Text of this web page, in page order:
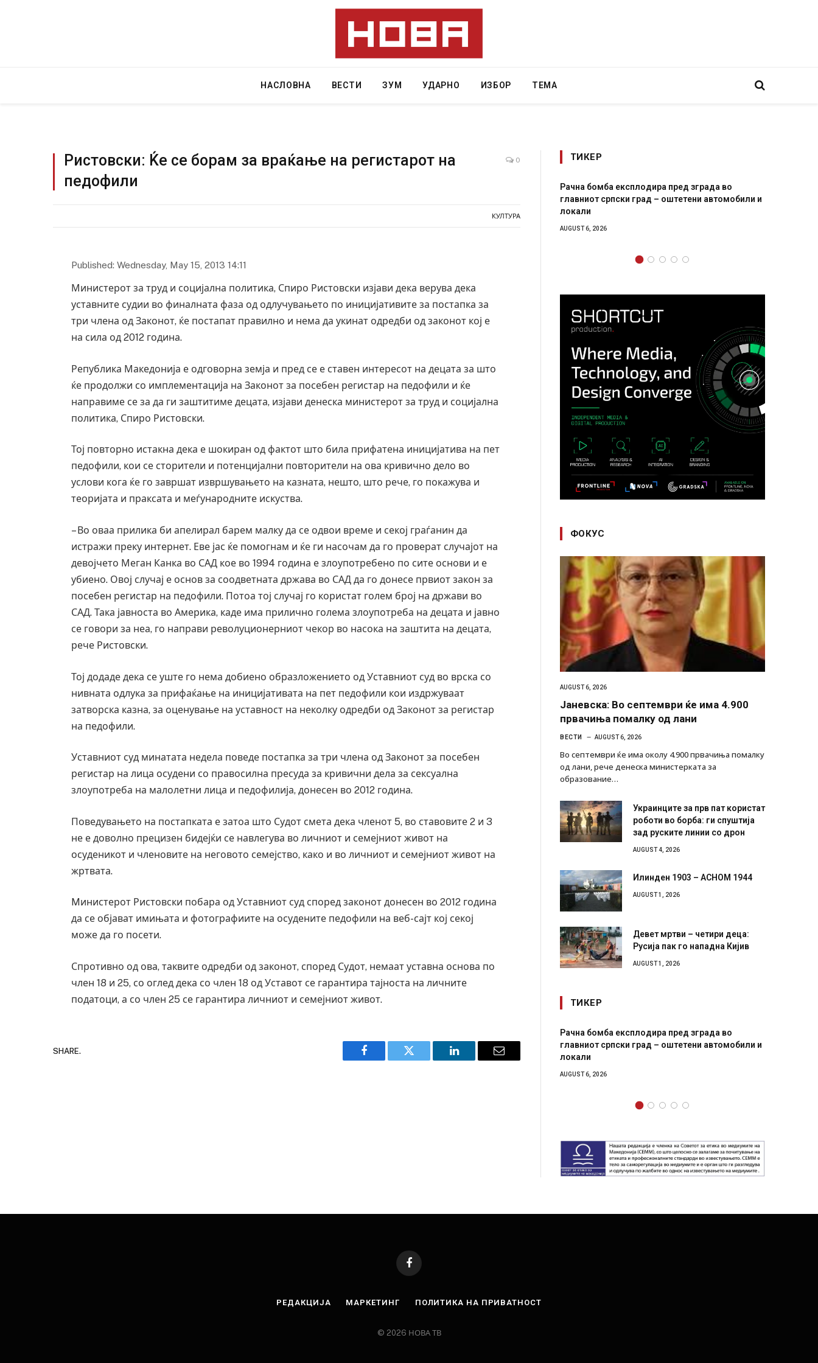
НАСЛОВНА ВЕСТИ ЗУМ УДАРНО ИЗБОР ТЕМА
Ристовски: Ќе се борам за враќање на регистарот на
педофили
0
КУЛТУРА
Published: Wednesday, May 15, 2013 14:11
Министерот за труд и социјална политика, Спиро Ристовски изјави дека верува дека
уставните судии во финалната фаза од одлучувањето по иницијативите за постапка за
три члена од Законот, ќе постапат правилно и нема да укинат одредби од законот кој е
на сила од 2012 година.
Република Македонија е одговорна земја и пред се е ставен интересот на децата за што
ќе продолжи со имплементација на Законот за посебен регистар на педофили и ќе
направиме се за да ги заштитиме децата, изјави денеска министерот за труд и социјална
политика, Спиро Ристовски.
Тој повторно истакна дека е шокиран од фактот што била прифатена иницијатива на пет
педофили, кои се сторители и потенцијални повторители на ова кривично дело во
услови кога ќе го завршат извршувањето на казната, нешто, што рече, го покажува и
теоријата и праксата и меѓународните искуства.
– Во оваа прилика би апелирал барем малку да се одвои време и секој граѓанин да
истражи преку интернет. Еве јас ќе помогнам и ќе ги насочам да го проверат случајот на
девојчето Меган Канка во САД кое во 1994 година е злоупотребено по сите основи и е
убиено. Овој случај е основ за соодветната држава во САД да го донесе првиот закон за
посебен регистар на педофили. Потоа тој случај го користат голем број на држави во
САД. Така јавноста во Америка, каде има прилично голема злоупотреба на децата и јавно
се говори за неа, го направи револуционерниот чекор во насока на заштита на децата,
рече Ристовски.
Тој додаде дека се уште го нема добиено образложението од Уставниот суд во врска со
нивната одлука за прифаќање на иницијативата на пет педофили кои издржуваат
затворска казна, за оценување на уставност на неколку одредби од Законот за регистар
на педофили.
Уставниот суд минатата недела поведе постапка за три члена од Законот за посебен
регистар на лица осудени со правосилна пресуда за кривични дела за сексуална
злоупотреба на малолетни лица и педофилија, донесен во 2012 година.
Поведувањето на постапката е затоа што Судот смета дека членот 5, во ставовите 2 и 3
не е доволно прецизен бидејќи се навлегува во личниот и семејниот живот на
осуденикот и членовите на неговото семејство, како и во личниот и семејниот живот на
жртвата.
Mинистерот Ристовски побара од Уставниот суд според законот донесен во 2012 година
да се објават имињата и фотографиите на осудените педофили на веб-сајт кој секој
може да го посети.
Спротивно од ова, таквите одредби од законот, според Судот, немаат уставна основа по
член 18 и 25, со оглед дека со член 18 од Уставот се гарантира тајноста на личните
податоци, а со член 25 се гарантира личниот и семејниот живот.
SHARE.
Facebook Twitter LinkedIn Email
ТИКЕР
Рачна бомба експлодира пред зграда во
главниот српски град – оштетени автомобили и
локали
AUGUST 6, 2026
ФОКУС
AUGUST 6, 2026
Јаневска: Во септември ќе има 4.900
првачиња помалку од лани
ВЕСТИ AUGUST 6, 2026
Во септември ќе има околу 4.900 првачиња помалку
од лани, рече денеска министерката за
образование…
Украинците за прв пат користат
роботи во борба: ги спуштија
зад руските линии со дрон
AUGUST 4, 2026
Илинден 1903 – АСНОМ 1944
AUGUST 1, 2026
Девет мртви – четири деца:
Русија пак го нападна Кијив
AUGUST 1, 2026
ТИКЕР
JULY 30, 2026
Рачна бомба експлодира пред зграда во
главниот српски град – оштетени автомобили и
локали
AUGUST 6, 2026
Facebook
РЕДАКЦИЈА МАРКЕТИНГ ПОЛИТИКА НА ПРИВАТНОСТ
© 2026 НОВА ТВ